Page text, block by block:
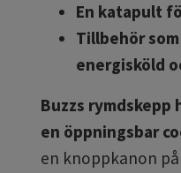
En katapult
Tillbehör
energisköld
Buzzs rymdskepp
en öppningsbar
en knoppkanon